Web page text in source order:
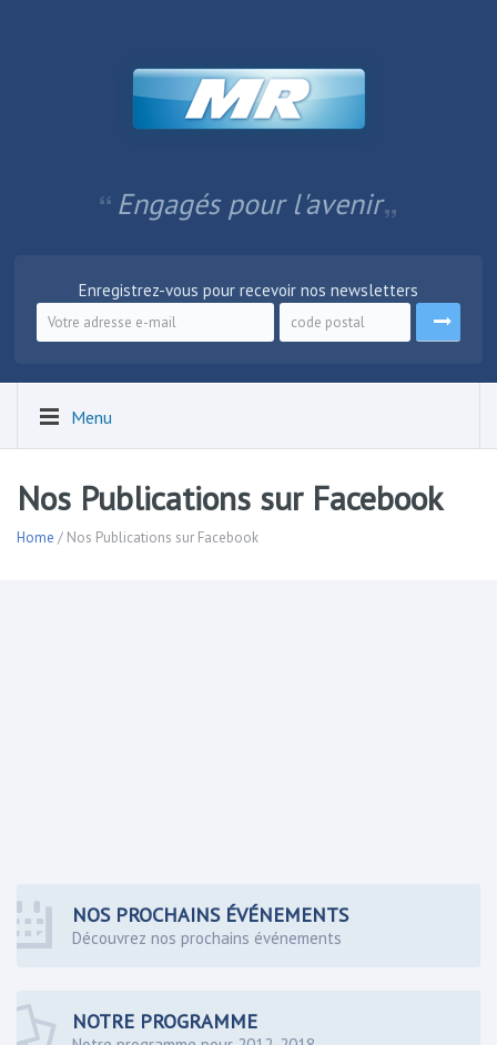
Engagés pour l'avenir
Enregistrez-vous pour recevoir nos newsletters
Menu
Nos Publications sur Facebook
Home / Nos Publications sur Facebook
NOS PROCHAINS ÉVÉNEMENTS
Découvrez nos prochains événements
NOTRE PROGRAMME